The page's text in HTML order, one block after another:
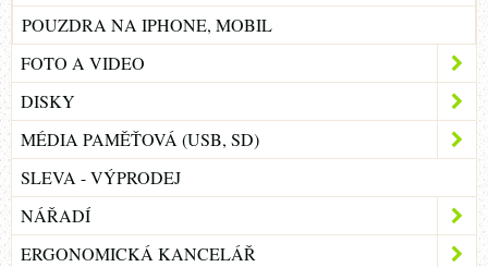
POUZDRA NA IPHONE, MOBIL
FOTO A VIDEO
DISKY
MÉDIA PAMĚŤOVÁ (USB, SD)
SLEVA - VÝPRODEJ
NÁŘADÍ
ERGONOMICKÁ KANCELÁŘ